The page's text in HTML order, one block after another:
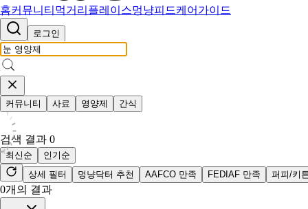
홈커뮤니티 먹거리 플레이스멍냥피드케어가이드
로그인
커뮤니티 사료 영양제 간식
검색 결과 0
최신순
인기순
상세 필터
멍냥닥터 추천 AAFCO 만족 FEDIAF 만족 퍼피/키
0개의 결과